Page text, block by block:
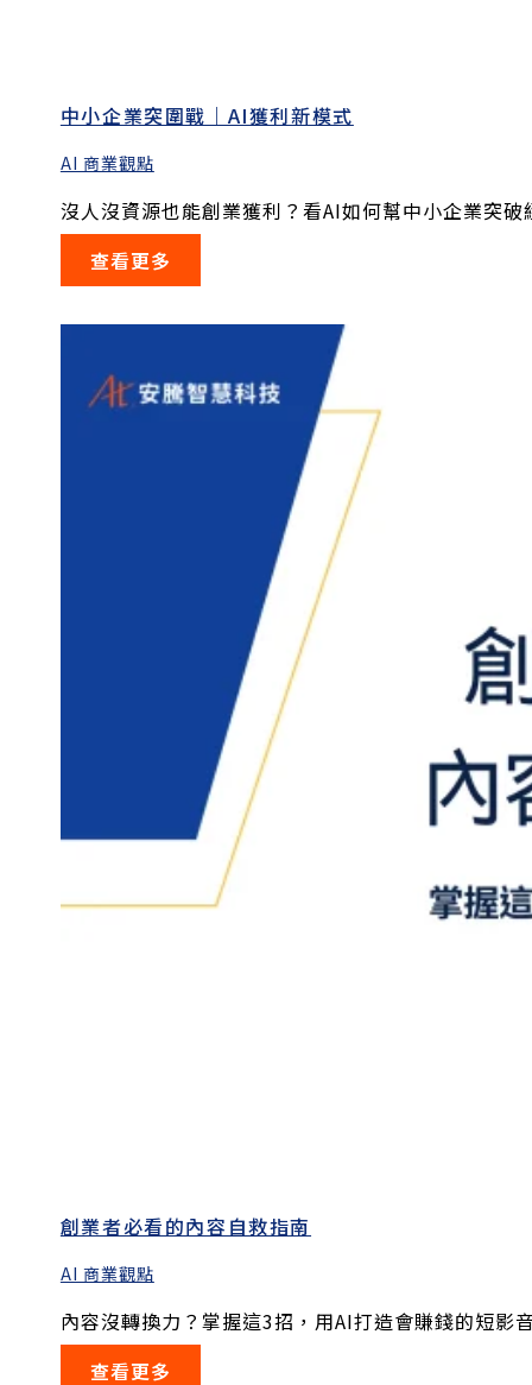
中小企業突圍戰｜AI獲利新模式
AI 商業觀點
沒人沒資源也能創業獲利？看AI如何幫中小企業突破
查看更多
創業者必看的內容自救指南
AI 商業觀點
內容沒轉換力？掌握這3招，用AI打造會賺錢的短影
查看更多